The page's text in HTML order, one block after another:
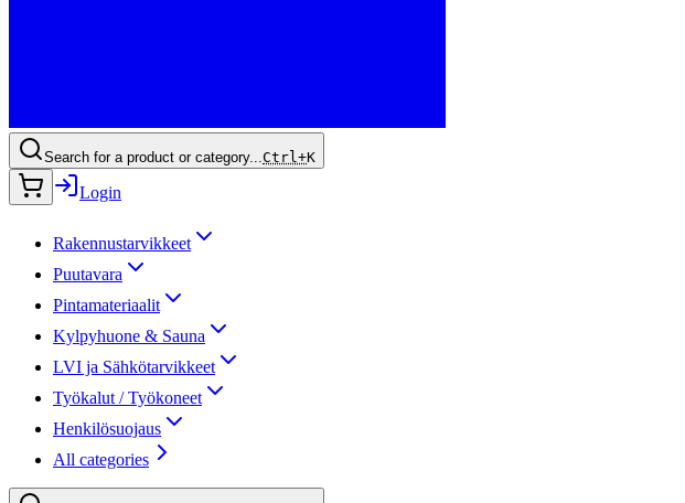
Search for a product or category... Ctrl+K
Login
Rakennustarvikkeet
Puutavara
Pintamateriaalit
Kylpyhuone & Sauna
LVI ja Sähkötarvikkeet
Työkalut / Työkoneet
Henkilösuojaus
All categories